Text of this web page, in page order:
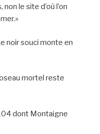
le site d’où l’on
noir souci monte en
mortel reste
dont Montaigne